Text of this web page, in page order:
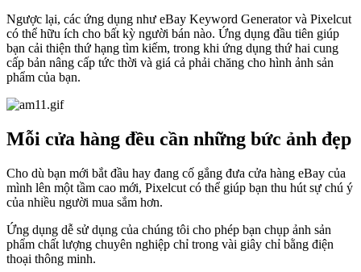
Ngược lại, các ứng dụng như eBay Keyword Generator và Pixelcut
có thể hữu ích cho bất kỳ người bán nào. Ứng dụng đầu tiên giúp
bạn cải thiện thứ hạng tìm kiếm, trong khi ứng dụng thứ hai cung
cấp bản nâng cấp tức thời và giá cả phải chăng cho hình ảnh sản
phẩm của bạn.
Mỗi cửa hàng đều cần những bức ảnh đẹp
Cho dù bạn mới bắt đầu hay đang cố gắng đưa cửa hàng eBay của
mình lên một tầm cao mới, Pixelcut có thể giúp bạn thu hút sự chú ý
của nhiều người mua sắm hơn.
Ứng dụng dễ sử dụng của chúng tôi cho phép bạn chụp ảnh sản
phẩm chất lượng chuyên nghiệp chỉ trong vài giây chỉ bằng điện
thoại thông minh.